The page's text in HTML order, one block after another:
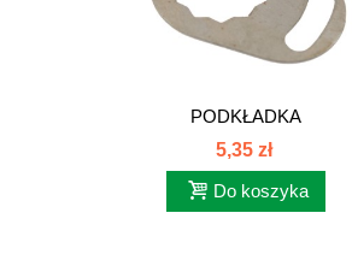
PODKŁADKA
POKR.SPRZĘGŁ.C385...
5,35 zł
Do koszyka